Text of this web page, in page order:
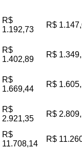
R$
1.192,73
R$
R$
1.402,89
R$
R$
1.669,44
R$
R$
2.921,35
R$
R$
11.708,14
R$